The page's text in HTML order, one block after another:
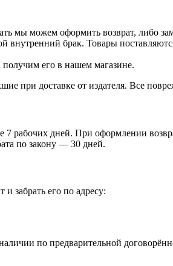
мы можем оформить возврат, либо
внутренний брак. Товары
его в нашем магазине.
при доставке от издателя. Все
рабочих дней. При оформлении
по закону — 30 дней.
забрать его по адресу:
по предварительной